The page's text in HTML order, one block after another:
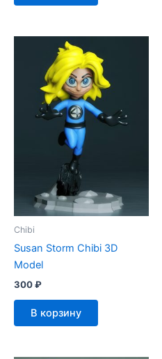
Chibi
Susan Storm Chibi 3D
Model
300₽
В корзину